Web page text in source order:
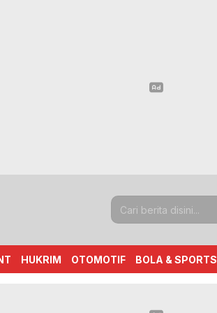
HUKRIM OTOMOTIF BOLA & SPORTS